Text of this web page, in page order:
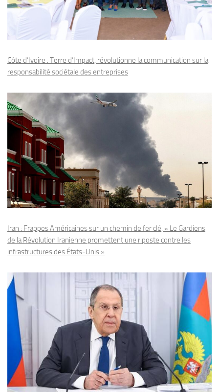
Côte d’Ivoire : Terre d’Impact, révolutionne la communication sur la
responsabilité sociétale des entreprises
Iran : Frappes Américaines sur un chemin de fer clé, « Le Gardiens
de la Révolution Iranienne promettent une riposte contre les
infrastructures des États-Unis »